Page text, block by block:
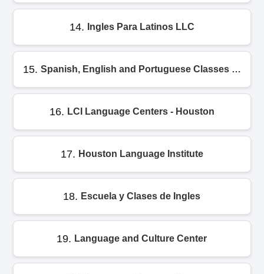
14. Ingles Para Latinos LLC
15. Spanish, English and Portuguese Classes at CCLS Houston
16. LCI Language Centers - Houston
17. Houston Language Institute
18. Escuela y Clases de Ingles
19. Language and Culture Center